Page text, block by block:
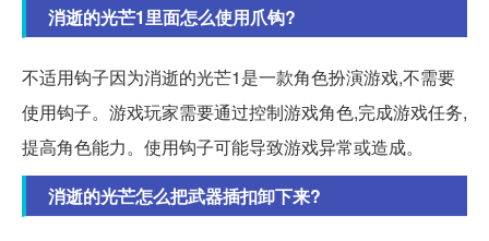
消逝的光芒1里面怎么使用爪钩?
不适用钩子因为消逝的光芒1是一款角色扮演游戏,不需要
使用钩子。游戏玩家需要通过控制游戏角色,完成游戏任务,
提高角色能力。使用钩子可能导致游戏异常或造成。
消逝的光芒怎么把武器插扣卸下来?